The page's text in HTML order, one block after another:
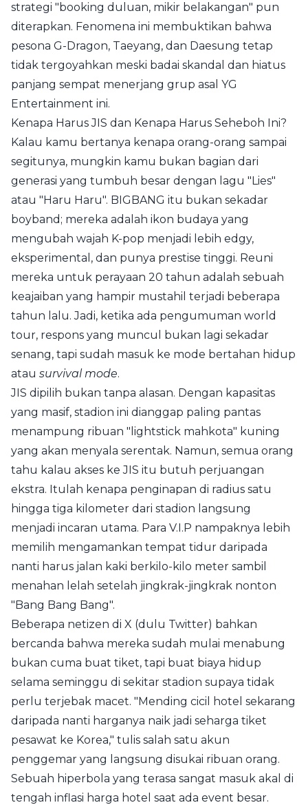
strategi "booking duluan, mikir belakangan" pun
diterapkan. Fenomena ini membuktikan bahwa
pesona G-Dragon, Taeyang, dan Daesung tetap
tidak tergoyahkan meski badai skandal dan hiatus
panjang sempat menerjang grup asal YG
Entertainment ini.
Kenapa Harus JIS dan Kenapa Harus Seheboh Ini?
Kalau kamu bertanya kenapa orang-orang sampai
segitunya, mungkin kamu bukan bagian dari
generasi yang tumbuh besar dengan lagu "Lies"
atau "Haru Haru". BIGBANG itu bukan sekadar
boyband; mereka adalah ikon budaya yang
mengubah wajah K-pop menjadi lebih edgy,
eksperimental, dan punya prestise tinggi. Reuni
mereka untuk perayaan 20 tahun adalah sebuah
keajaiban yang hampir mustahil terjadi beberapa
tahun lalu. Jadi, ketika ada pengumuman world
tour, respons yang muncul bukan lagi sekadar
senang, tapi sudah masuk ke mode bertahan hidup
atau survival mode.
JIS dipilih bukan tanpa alasan. Dengan kapasitas
yang masif, stadion ini dianggap paling pantas
menampung ribuan "lightstick mahkota" kuning
yang akan menyala serentak. Namun, semua orang
tahu kalau akses ke JIS itu butuh perjuangan
ekstra. Itulah kenapa penginapan di radius satu
hingga tiga kilometer dari stadion langsung
menjadi incaran utama. Para V.I.P nampaknya lebih
memilih mengamankan tempat tidur daripada
nanti harus jalan kaki berkilo-kilo meter sambil
menahan lelah setelah jingkrak-jingkrak nonton
"Bang Bang Bang".
Beberapa netizen di X (dulu Twitter) bahkan
bercanda bahwa mereka sudah mulai menabung
bukan cuma buat tiket, tapi buat biaya hidup
selama seminggu di sekitar stadion supaya tidak
perlu terjebak macet. "Mending cicil hotel sekarang
daripada nanti harganya naik jadi seharga tiket
pesawat ke Korea," tulis salah satu akun
penggemar yang langsung disukai ribuan orang.
Sebuah hiperbola yang terasa sangat masuk akal di
tengah inflasi harga hotel saat ada event besar.